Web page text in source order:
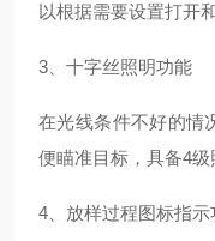
以根据需要设置打开
3、十字丝照明功能
在光线条件不好的情
便瞄准目标，具备4级
4、放样过程图标指示